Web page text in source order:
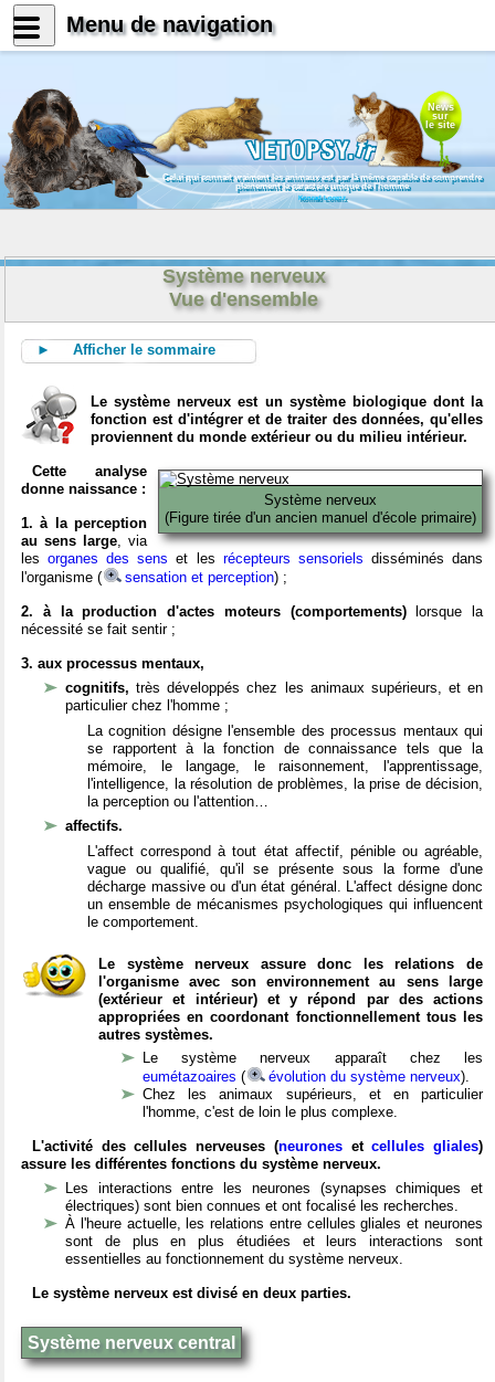
News
sur
le site
Celui qui connait vraiment les animaux est par là même capable de comprendre
pleinement le caractère unique de l'homme
Konrad Lorenz
Système nerveux
Vue d'ensemble
► Afficher le sommaire
Le système nerveux est un système biologique dont la
fonction est d'intégrer et de traiter des données, qu'elles
proviennent du monde extérieur ou du milieu intérieur.
Système nerveux
(Figure tirée d'un ancien manuel d'école primaire)
Cette analyse
donne naissance :
1. à la perception
au sens large, via
lesorganes des sens et les récepteurs sensoriels disséminés dans
l'organisme (
sensation et perception) ;
2. à la production d'actes moteurs (comportements)lorsque la
nécessité se fait sentir ;
3. aux processus mentaux,
cognitifs,très développés chez les animaux supérieurs, et en
particulier chez l'homme ;
La cognition désigne l'ensemble des processus mentaux qui
se rapportent à la fonction de connaissance tels que la
mémoire, le langage, le raisonnement, l'apprentissage,
l'intelligence, la résolution de problèmes, la prise de décision,
la perception ou l'attention…
affectifs.
L'affect correspond à tout état affectif, pénible ou agréable,
vague ou qualifié, qu'il se présente sous la forme d'une
décharge massive ou d'un état général. L'affect désigne donc
un ensemble de mécanismes psychologiques qui influencent
le comportement.
Le système nerveux assure donc les relations de
l'organisme avec son environnement au sens large
(extérieur et intérieur) et y répond par des actions
appropriées en coordonant fonctionnellement tous les
autres systèmes.
Le système nerveux apparaît chez les
eumétazoaires ( évolution du système nerveux).
Chez les animaux supérieurs, et en particulier
l'homme, c'est de loin le plus complexe.
L'activité des cellules nerveuses (neuronesetcellules gliales)
assure les différentes fonctions du système nerveux.
Les interactions entre les neurones (synapses chimiques et
électriques) sont bien connues et ont focalisé les recherches.
À l'heure actuelle, les relations entre cellules gliales et neurones
sont de plus en plus étudiées et leurs interactions sont
essentielles au fonctionnement du système nerveux.
Le système nerveux est divisé en deux parties.
Système nerveux central
Menu de navigation